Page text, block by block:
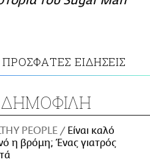
ΠΡΟΣΦΑΤΕΣ ΕΙΔΗΣΕΙΣ
ΔΗΜΟΦΙΛΗ
PEOPLE
Είναι καλό
η βρόμη; Ένας γιατρός